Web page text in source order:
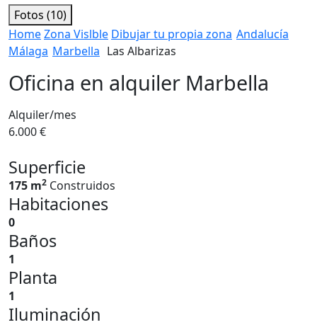
Fotos (10)
HomeZona Vislble Dibujar tu propia zona Andalucía
Málaga Marbella Las Albarizas
Oficina en alquiler Marbella
Alquiler/mes
6.000 €
Superficie
175 m2 Construidos
Habitaciones
0
Baños
1
Planta
1
Iluminación